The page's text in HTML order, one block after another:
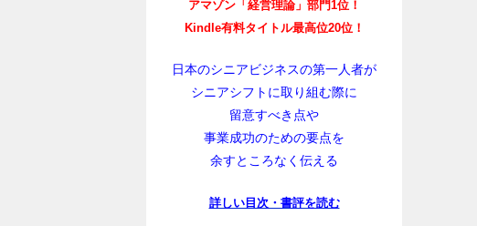
アマゾン「経営理論」部門1位！
Kindle有料タイトル最高位20位！
日本のシニアビジネスの第一人者が
シニアシフトに取り組む際に
留意すべき点や
事業成功のための要点を
余すところなく伝える
詳しい目次・書評を読む